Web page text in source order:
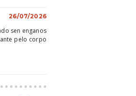
26/07/2026
sen enganos
pelo corpo